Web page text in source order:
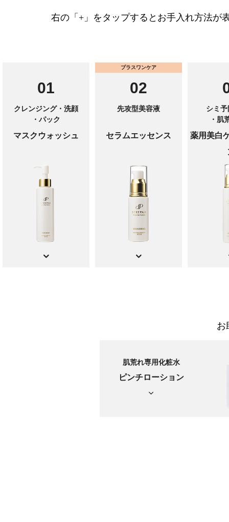
右の「+」をタップするとお手入れ方法が
01
クレンジング・洗顔
・パック
マスクウォッシュ
プラスワンケア
02
先攻型美容液
セラムエッセンス
シミ
・肌
薬用美白
お
肌荒れ専用化粧水
ピンチローション